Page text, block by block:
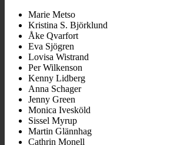
Marie Metso
Kristina S. Björklund
Åke Qvarfort
Eva Sjögren
Lovisa Wistrand
Per Wilkenson
Kenny Lidberg
Anna Schager
Jenny Green
Monica Ivesköld
Sissel Myrup
Martin Glännhag
Cathrin Monell